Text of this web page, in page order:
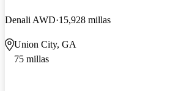
Denali AWD 15,928 millas
Union City, GA
75 millas